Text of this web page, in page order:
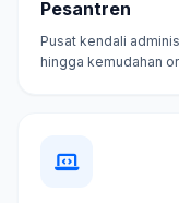
Pesantren
Pusat kendali
hingga kemudahan